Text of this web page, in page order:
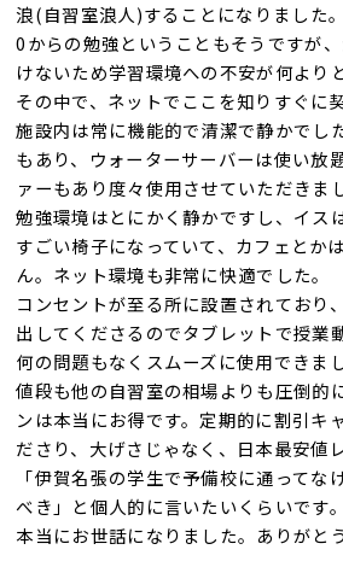
浪(自習室浪人)することになりました。
0からの勉強ということもそうですが
けないため学習環境への不安が何より
その中で、ネットでここを知りすぐに
施設内は常に機能的で清潔で静かでし
もあり、ウォーターサーバーは使い放
ァーもあり度々使用させていただきまし
勉強環境はとにかく静かですし、イス
すごい椅子になっていて、カフェとか
ん。ネット環境も非常に快適でした。
コンセントが至る所に設置されており
出してくださるのでタブレットで授業
何の問題もなくスムーズに使用できまし
値段も他の自習室の相場よりも圧倒的
ンは本当にお得です。定期的に割引キ
ださり、大げさじゃなく、日本最安値
「伊賀名張の学生で予備校に通ってな
べき」と個人的に言いたいくらいです。
本当にお世話になりました。ありがと